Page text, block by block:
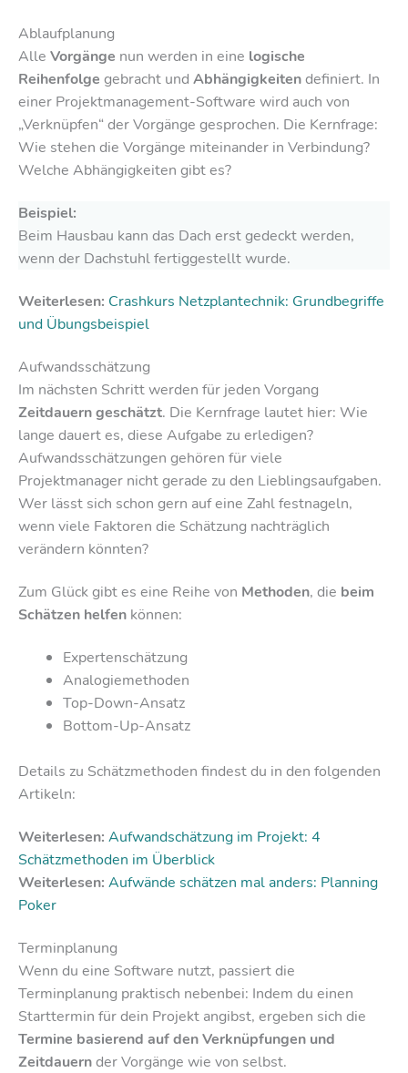
Ablaufplanung
Alle Vorgänge nun werden in eine logische
Reihenfolge gebracht und Abhängigkeitendefiniert. In
einer Projektmanagement-Software wird auch von
„Verknüpfen“ der Vorgänge gesprochen. Die Kernfrage:
Wie stehen die Vorgänge miteinander in Verbindung?
Welche Abhängigkeiten gibt es?
Beispiel:
Beim Hausbau kann das Dach erst gedeckt werden,
wenn der Dachstuhl fertiggestellt wurde.
Weiterlesen: Crashkurs Netzplantechnik: Grundbegriffe
und Übungsbeispiel
Aufwandsschätzung
Im nächsten Schritt werden für jeden Vorgang
Zeitdauern geschätzt. Die Kernfrage lautet hier: Wie
lange dauert es, diese Aufgabe zu erledigen?
Aufwandsschätzungen gehören für viele
Projektmanager nicht gerade zu den Lieblingsaufgaben.
Wer lässt sich schon gern auf eine Zahl festnageln,
wenn viele Faktoren die Schätzung nachträglich
verändern könnten?
Zum Glück gibt es eine Reihe von Methoden, die beim
Schätzen helfen können:
Expertenschätzung
Analogiemethoden
Top-Down-Ansatz
Bottom-Up-Ansatz
Details zu Schätzmethoden findest du in den folgenden
Artikeln:
Weiterlesen: Aufwandschätzung im Projekt: 4
Schätzmethoden im Überblick
Weiterlesen: Aufwände schätzen mal anders: Planning
Poker
Terminplanung
Wenn du eine Software nutzt, passiert die
Terminplanung praktisch nebenbei: Indem du einen
Starttermin für dein Projekt angibst, ergeben sich die
Termine basierend auf den Verknüpfungen und
Zeitdauernder Vorgänge wie von selbst.